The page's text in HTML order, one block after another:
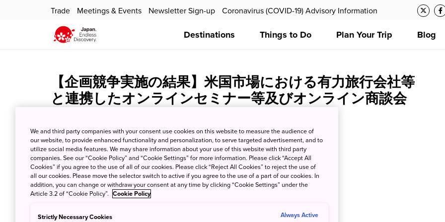
Trade Meetings & Events Newsletter Sign-up Coronavirus (COVID-19) Advisory Information
Destinations Things to Do Plan Your Trip Blog
【企画競争実施の結果】米国市場における有力旅行会社等
と連携したオンラインセミナー等及びオンライン商談会
Aug. 17, 2021 JNTO - Japan National Tourism Organization
▼企画競争実施の結果
企画競争実施の結果
Download PDF Here
We and third party companies with your consent use cookies on this website to measure the audience of
our website, to provide enhanced functionality and personalization, to serve targeted advertisement, and to
utilize social media features. We may share information about your use of this website with third party
companies. See our “Cookie Policy” and “Cookie Settings” for more information. Please click “Accept All
Cookies” if you agree to the use of all of our cookies. Please click “Reject All Cookies” to reject the use of
all our cookies. Please move the selector switch to active if you agree to the use of a part of our cookies. In
addition, you can change or withdraw your consent at any time by clicking “Cookie Settings” under the
Article 3.2 of “Cookie Policy”. Cookie Policy
Strictly Necessary Cookies Always Active